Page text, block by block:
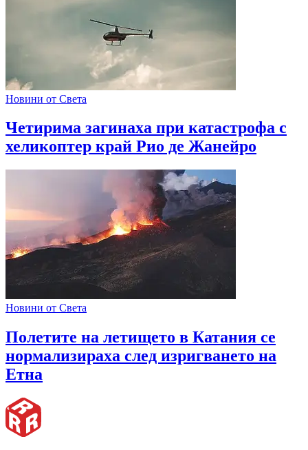
Новини от Света
Четирима загинаха при катастрофа с
хеликоптер край Рио де Жанейро
Новини от Света
Полетите на летището в Катания се
нормализираха след изригването на
Етна